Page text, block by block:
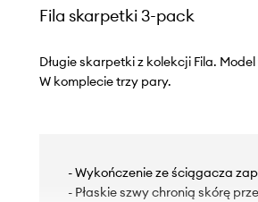
Fila skarpetki 3-pack
Długie skarpetki z kolekcji Fila.
W komplecie trzy pary.
- Wykończenie ze ściągacza
- Płaskie szwy chronią skórę